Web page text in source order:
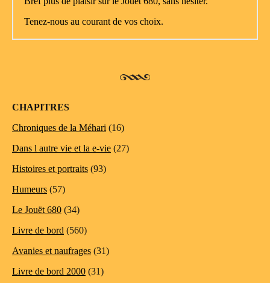
CHAPITRES
Chroniques de la Méhari (16)
Dans l autre vie et la e-vie (27)
Histoires et portraits (93)
Humeurs (57)
Le Jouët 680 (34)
Livre de bord (560)
Avanies et naufrages (31)
Livre de bord 2000 (31)